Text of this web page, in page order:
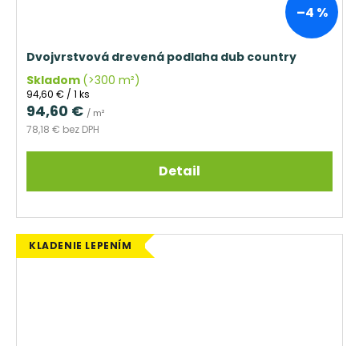
–4 %
Dvojvrstvová drevená podlaha dub country
Skladom (>300 m²)
78,18 € bez DPH
94,60 € / m²
Jednotková
cena:
94,60 € / 1 ks
Detail
KLADENIE LEPENÍM